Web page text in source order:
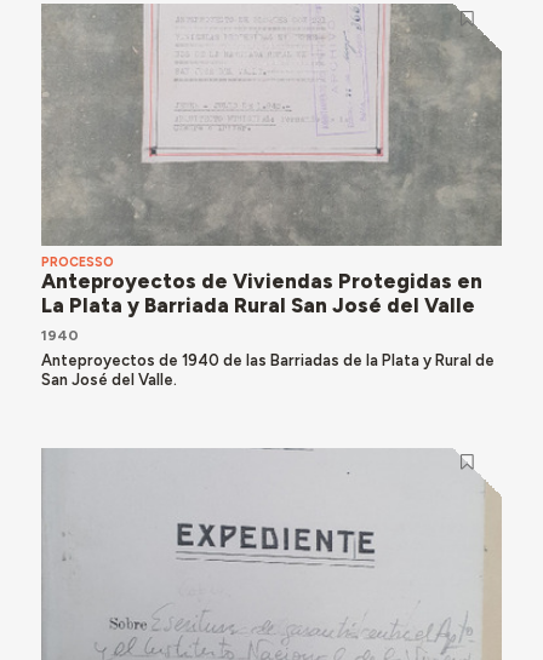
PROCESSO
Anteproyectos de Viviendas Protegidas en
La Plata y Barriada Rural San José del Valle
1940
Anteproyectos de 1940 de las Barriadas de la Plata y Rural de
San José del Valle.